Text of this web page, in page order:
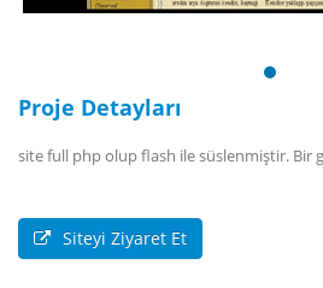
Proje Detayları
site full php olup flash ile süslenmiştir. Bir
Siteyi Ziyaret Et